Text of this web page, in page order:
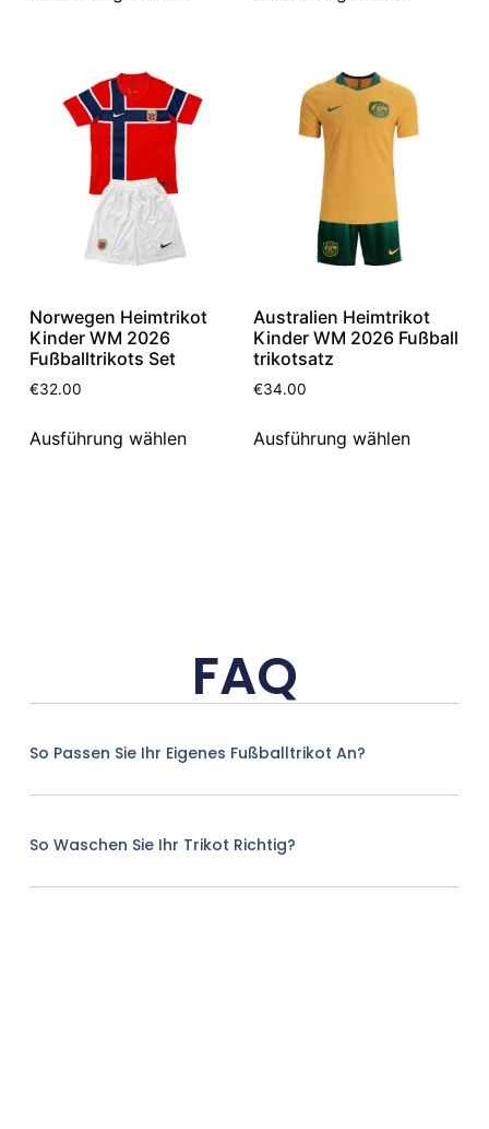
Norwegen Heimtrikot
Kinder WM 2026
Fußballtrikots Set
€32.00
Ausführung wählen
Australien Heimtrikot
Kinder WM 2026 Fußball
trikotsatz
€34.00
Ausführung wählen
FAQ
So Passen Sie Ihr Eigenes Fußballtrikot An?
So Waschen Sie Ihr Trikot Richtig?